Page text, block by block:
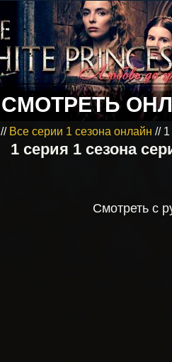
СМОТРЕТЬ
// Все серии 1 сезона онлайн //
1 серия 1 сезона
Смотреть с